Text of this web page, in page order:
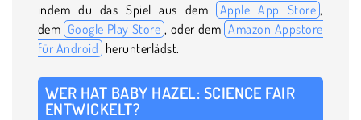
indem du das Spiel aus dem
Apple App Store ,
dem Google Play Store , oder dem Amazon Appstore
für Android herunterlädst.
WER HAT BABY HAZEL: SCIENCE FAIR
ENTWICKELT?